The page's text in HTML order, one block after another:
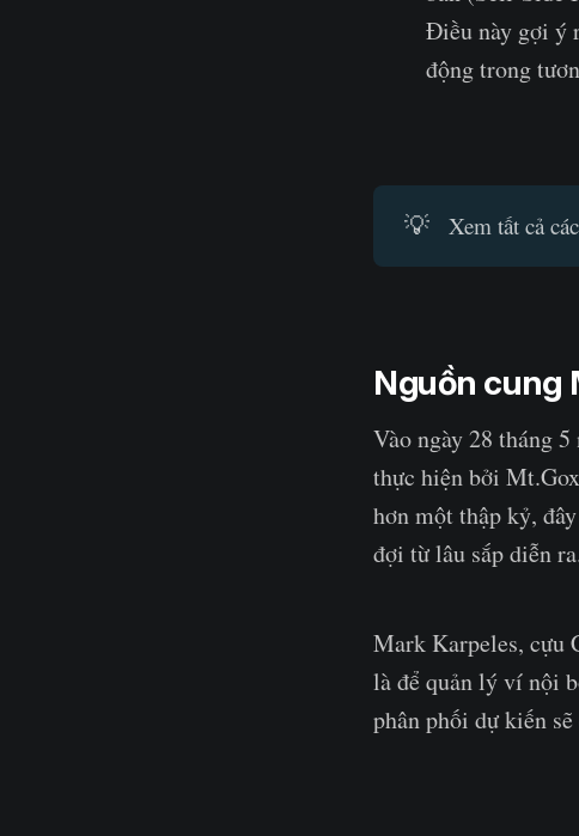
Điều này gợi ý
động trong
💡 Xem tất cả
Nguồn cung
Vào ngày 28 tháng
thực hiện bởi
hơn một thập kỷ,
đợi từ lâu sắp diễn
Mark Karpeles, cựu
là để quản lý ví nội
phân phối dự kiến